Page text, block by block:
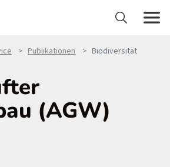
Publikationen Biodiversität
(AGW)